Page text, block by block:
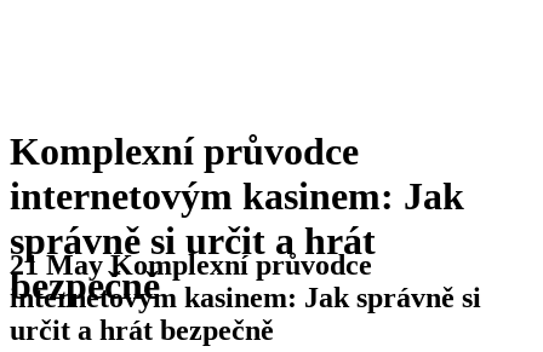
Komplexní průvodce
internetovým kasinem: Jak
správně si určit a hrát
bezpečně
21 MayKomplexní průvodce
internetovým kasinem: Jak správně si
určit a hrát bezpečně